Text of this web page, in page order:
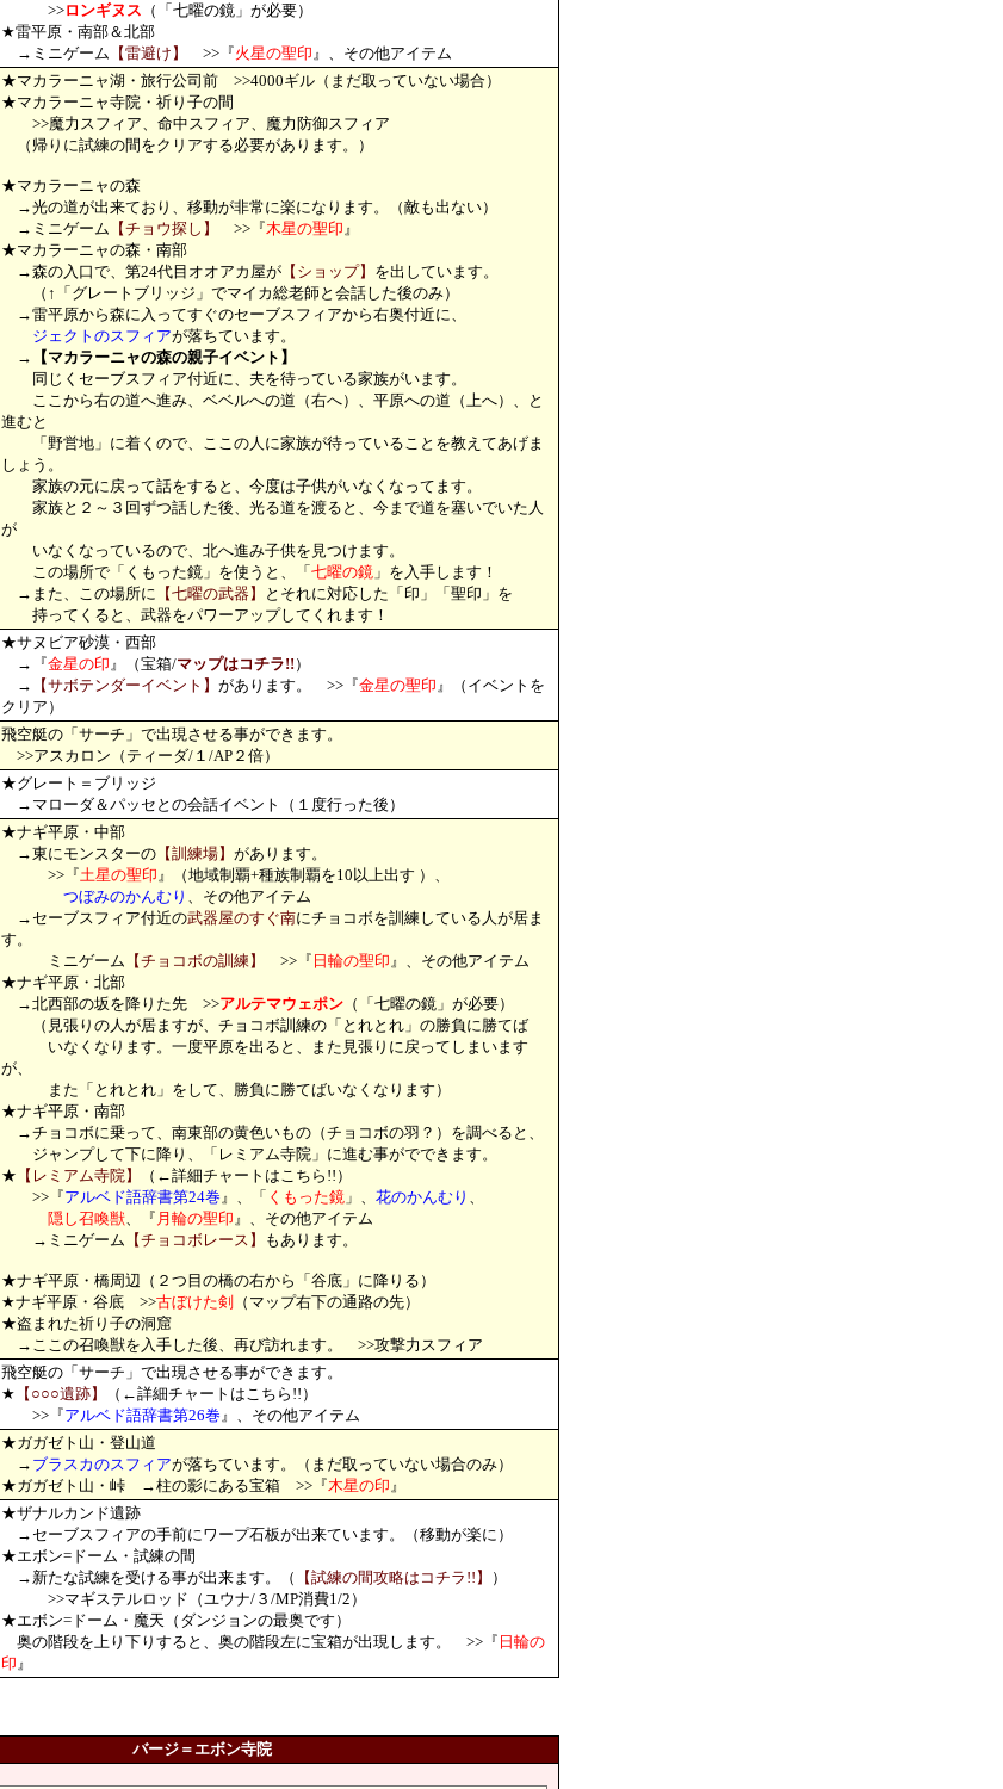
>>ロンギヌス （「七曜の鏡」が必要）
★雷平原・南部＆北部
→ミニゲーム 【雷避け】 >>『火星の聖印』、その他アイテム
★マカラーニャ湖・旅行公司前 >>4000ギル（まだ取っていない場合）
★マカラーニャ寺院・祈り子の間
>>魔力スフィア、命中スフィア、魔力防御スフィア
（帰りに試練の間をクリアする必要があります。）
★マカラーニャの森
→光の道が出来ており、移動が非常に楽になります。（敵も出ない）
→ミニゲーム 【チョウ探し】 >>『木星の聖印』
★マカラーニャの森・南部
→森の入口で、第24代目オオアカ屋が 【ショップ】 を出しています。
（↑「グレートブリッジ」でマイカ総老師と会話した後のみ）
→雷平原から森に入ってすぐのセーブスフィアから右奥付近に、
ジェクトのスフィアが落ちています。
→
【マカラーニャの森の親子イベント】
同じくセーブスフィア付近に、夫を待っている家族がいます。
ここから右の道へ進み、ベベルへの道（右へ）、平原への道（上へ）、と
進むと
「野営地」に着くので、ここの人に家族が待っていることを教えてあげま
しょう。
家族の元に戻って話をすると、今度は子供がいなくなってます。
家族と２～３回ずつ話した後、光る道を渡ると、今まで道を塞いでいた人
が
いなくなっているので、北へ進み子供を見つけます。
この場所で「くもった鏡」を使うと、「 七曜の鏡 」を入手します！
→また、この場所に 【七曜の武器】
とそれに対応した「印」「聖印」を
持ってくると、武器をパワーアップしてくれます！
★サヌビア砂漠・西部
→『金星の印』（宝箱/マップはコチラ!! ）
→
【サボテンダーイベント】 があります。 >>『金星の聖印』（イベントを
クリア）
飛空艇の「サーチ」で出現させる事ができます。
>>アスカロン（ティーダ/１/AP２倍）
★グレート＝ブリッジ
→マローダ＆パッセとの会話イベント（１度行った後）
★ナギ平原・中部
→東にモンスターの 【訓練場】 があります。
>>『土星の聖印』（地域制覇+種族制覇を10以上出す ）、
つぼみのかんむり 、その他アイテム
→セーブスフィア付近の武器屋のすぐ南にチョコボを訓練している人が居ま
す。
ミニゲーム 【チョコボの訓練】 >>『 日輪の聖印』、その他アイテム
★ナギ平原・北部
→北西部の坂を降りた先 >>アルテマウェポン （「七曜の鏡」が必要）
（見張りの人が居ますが、チョコボ訓練の「とれとれ」の勝負に勝てば
いなくなります。一度平原を出ると、また見張りに戻ってしまいます
が、
また「とれとれ」をして、勝負に勝てばいなくなります）
★ナギ平原・南部
→チョコボに乗って、南東部の黄色いもの（チョコボの羽？）を調べると、
ジャンプして下に降り、「レミアム寺院」に進む事がでできます。
★ 【レミアム寺院】
（←詳細チャートはこちら!!）
>>『アルベド語辞書第24巻』、「 くもった鏡 」、 花のかんむり 、
隠し召喚獣、『 月輪の聖印』、その他アイテム
→ミニゲーム 【チョコボレース】 もあります。
★ナギ平原・橋周辺（２つ目の橋の右から「谷底」に降りる）
★ナギ平原・谷底 >>古ぼけた剣
（マップ右下の通路の先）
★盗まれた祈り子の洞窟
→ここの召喚獣を入手した後、再び訪れます。 >>攻撃力スフィア
飛空艇の「サーチ」で出現させる事ができます。
★ 【○○○遺跡】
（←詳細チャートはこちら!!）
>>『アルベド語辞書第26巻』、その他アイテム
★ガガゼト山・登山道
→ ブラスカのスフィアが落ちています。（まだ取っていない場合のみ）
★ガガゼト山・峠 →柱の影にある宝箱 >>『木星の印』
★ザナルカンド遺跡
→セーブスフィアの手前にワープ石板が出来ています。（移動が楽に）
★エボン=ドーム・試練の間
→新たな試練を受ける事が出来ます。（
【試練の間攻略はコチラ!!】
）
>>マギステルロッド（ユウナ/３/MP消費1/2）
★エボン=ドーム・魔天（ダンジョンの最奥です）
奥の階段を上り下りすると、奥の階段左に宝箱が出現します。 >>『 日輪の
印』
バージ＝エボン寺院